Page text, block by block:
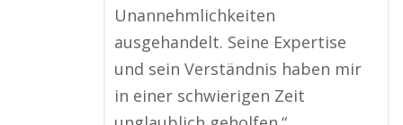
Unannehmlichkeiten
ausgehandelt. Seine Expertise
und sein Verständnis haben mir
in einer schwierigen Zeit